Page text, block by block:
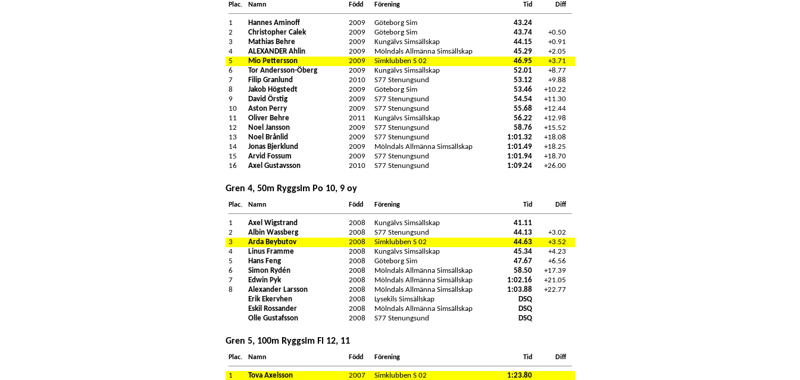
Plac. Namn Född Förening Tid Diff
1 Hannes Aminoff 2009 Göteborg Sim
43.24
2
Christopher Calek 2009 Göteborg Sim 43.74
+0.50
3
Mathias Behre 2009 Kungälvs Simsällskap 44.15
+0.91
4
ALEXANDER Ahlin 2009 Mölndals Allmänna Simsällskap 45.29
+2.05
5
Mio Pettersson 2009 Simklubben S 02 46.95
+3.71
6
Tor Andersson-Öberg 2009 Kungälvs Simsällskap 52.01
+8.77
7
Filip Granlund 2010 S77 Stenungsund 53.12
+9.88
8
Jakob Högstedt 2009 Göteborg Sim 53.46
+10.22
9
David Örstig 2009 S77 Stenungsund 54.54
+11.30
10
Aston Perry 2009 S77 Stenungsund 55.68
+12.44
11
Oliver Behre 2011 Kungälvs Simsällskap 56.22
+12.98
12
Noel Jansson 2009 S77 Stenungsund 58.76
+15.52
13
Noel Brånlid 2009 S77 Stenungsund 1:01.32
+18.08
14
Jonas Bjerklund 2009 Mölndals Allmänna Simsällskap 1:01.49
+18.25
15
Arvid Fossum 2009 S77 Stenungsund 1:01.94
+18.70
16
Axel Gustavsson 2010 S77 Stenungsund 1:09.24 +26.00
Gren 4, 50m Ryggsim Po 10, 9 oy
Plac. Namn Född Förening Tid Diff
1 Axel Wigstrand 2008 Kungälvs Simsällskap
41.11
2
Albin Wassberg 2008 S77 Stenungsund 44.13
+3.02
3
Arda Beybutov 2008 Simklubben S 02 44.63
+3.52
4
Linus Framme 2008 Kungälvs Simsällskap 45.34
+4.23
5
Hans Feng 2008 Göteborg Sim 47.67
+6.56
6
Simon Rydén 2008 Mölndals Allmänna Simsällskap 58.50
+17.39
7
Edwin Pyk 2008 Mölndals Allmänna Simsällskap 1:02.16
+21.05
8
Alexander Larsson 2008 Mölndals Allmänna Simsällskap 1:03.88
+22.77
Erik Ekervhen
2008 Lysekils Simsällskap
DSQ
Eskil Rossander
2008 Mölndals Allmänna Simsällskap
DSQ
Olle Gustafsson
2008 S77 Stenungsund DSQ
Gren 5, 100m Ryggsim Fl 12, 11
Plac. Namn Född Förening Tid Diff
1 Tova Axelsson 2007 Simklubben S 02 1:23.80